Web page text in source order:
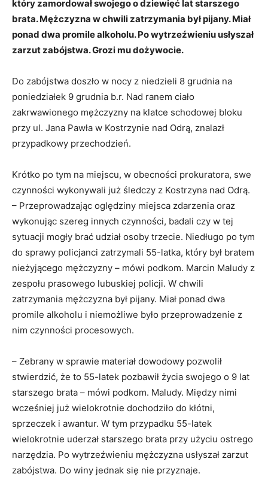
który zamordował swojego o dziewięć lat starszego
brata. Mężczyzna w chwili zatrzymania był pijany. Miał
ponad dwa promile alkoholu. Po wytrzeźwieniu usłyszał
zarzut zabójstwa. Grozi mu dożywocie.
Do zabójstwa doszło w nocy z niedzieli 8 grudnia na
poniedziałek 9 grudnia b.r. Nad ranem ciało
zakrwawionego mężczyzny na klatce schodowej bloku
przy ul. Jana Pawła w Kostrzynie nad Odrą, znalazł
przypadkowy przechodzień.
Krótko po tym na miejscu, w obecności prokuratora, swe
czynności wykonywali już śledczy z Kostrzyna nad Odrą.
– Przeprowadzając oględziny miejsca zdarzenia oraz
wykonując szereg innych czynności, badali czy w tej
sytuacji mogły brać udział osoby trzecie. Niedługo po tym
do sprawy policjanci zatrzymali 55-latka, który był bratem
nieżyjącego mężczyzny – mówi podkom. Marcin Maludy z
zespołu prasowego lubuskiej policji. W chwili
zatrzymania mężczyzna był pijany. Miał ponad dwa
promile alkoholu i niemożliwe było przeprowadzenie z
nim czynności procesowych.
– Zebrany w sprawie materiał dowodowy pozwolił
stwierdzić, że to 55-latek pozbawił życia swojego o 9 lat
starszego brata – mówi podkom. Maludy. Między nimi
wcześniej już wielokrotnie dochodziło do kłótni,
sprzeczek i awantur. W tym przypadku 55-latek
wielokrotnie uderzał starszego brata przy użyciu ostrego
narzędzia. Po wytrzeźwieniu mężczyzna usłyszał zarzut
zabójstwa. Do winy jednak się nie przyznaje.